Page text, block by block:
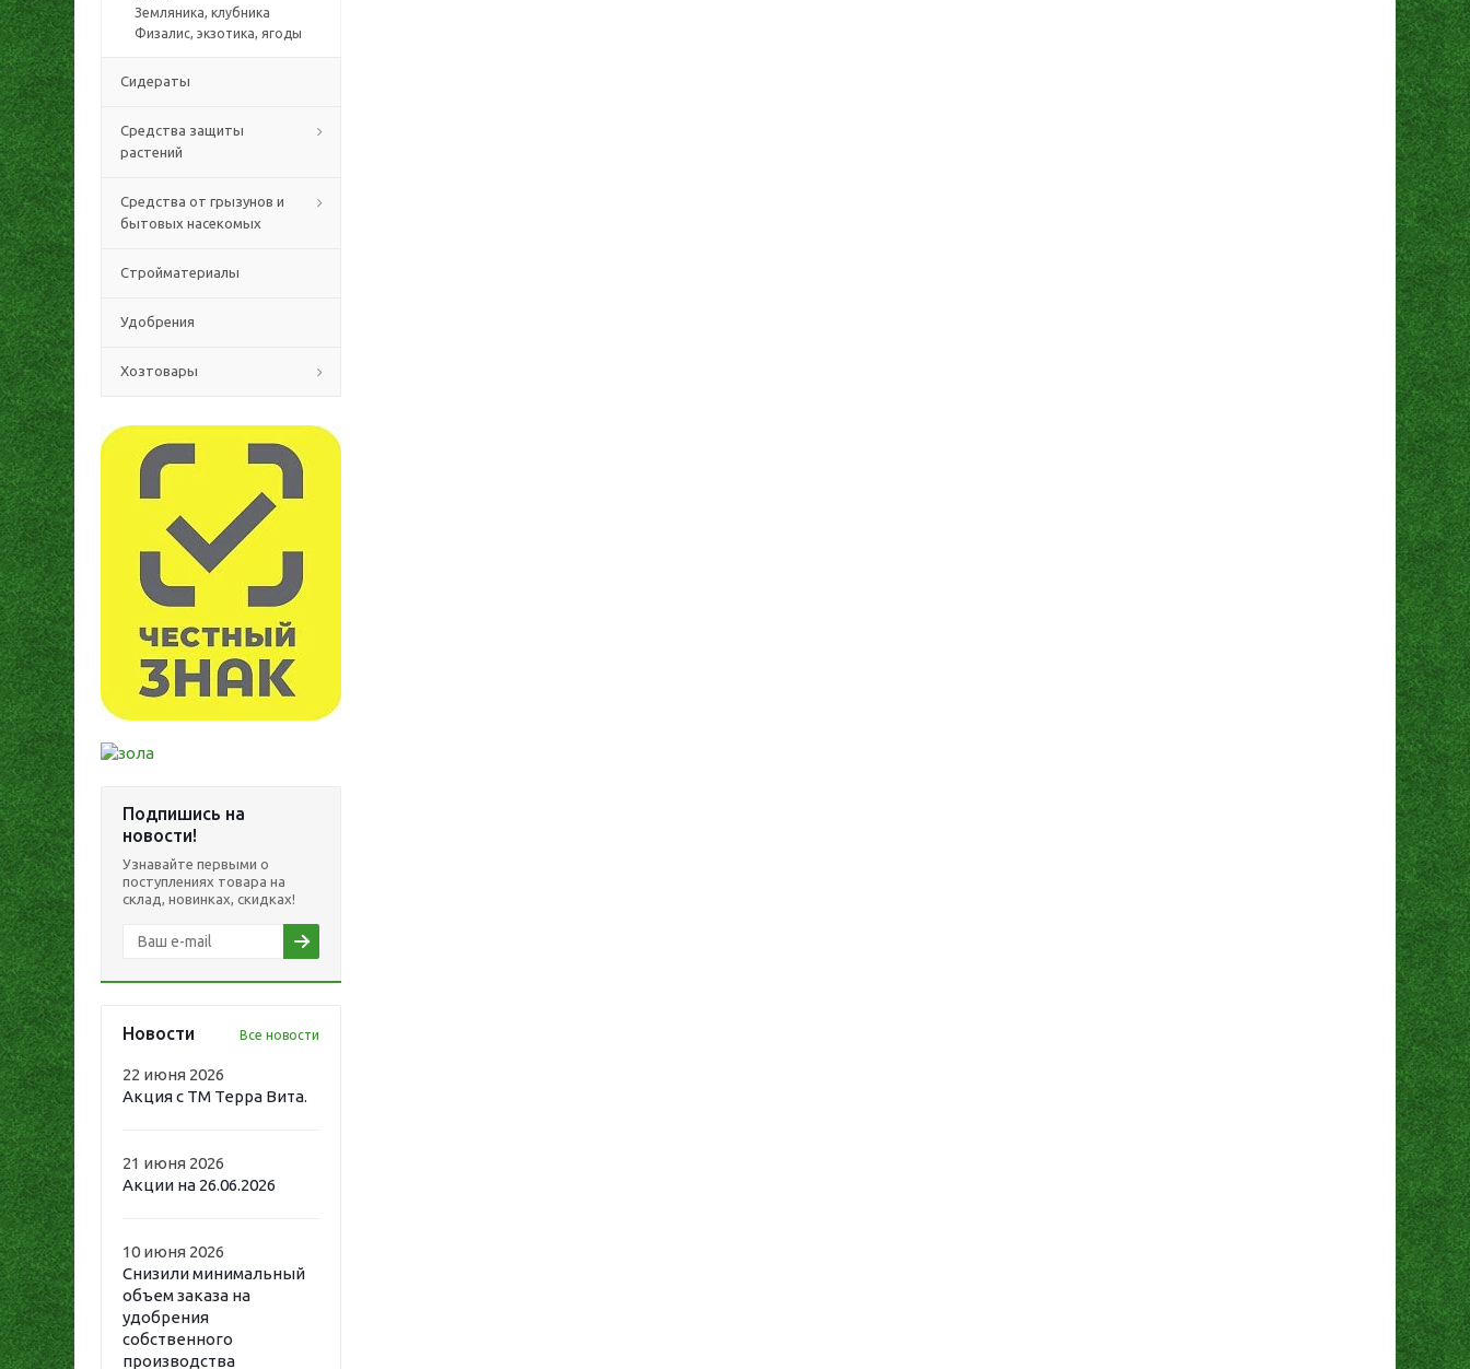
Земляника, клубника
Физалис, экзотика, ягоды
Сидераты
Средства защиты
растений
Средства от грызунов и
бытовых насекомых
Стройматериалы
Удобрения
Хозтовары
Подпишись на
новости!
Узнавайте первыми о
поступлениях товара на
склад, новинках, скидках!
Новости Все новости
22 июня 2026
Акция с ТМ Терра Вита.
21 июня 2026
Акции на 26.06.2026
10 июня 2026
Снизили минимальный
объем заказа на
удобрения
собственного
производства